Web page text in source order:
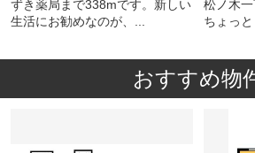
ずき薬局まで338mです。新しい
生活にお勧めなのが、...
松ノ木
ちょっと
おすすめ物